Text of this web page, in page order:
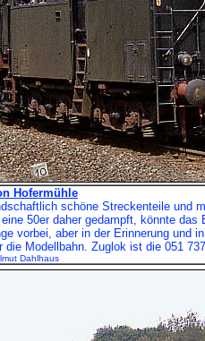
Hofermühle
schöne Streckenteile und
50er daher gedampft, könnte das
vorbei, aber in der Erinnerung und
Modellbahn. Zuglok ist die 051
Dahlhaus